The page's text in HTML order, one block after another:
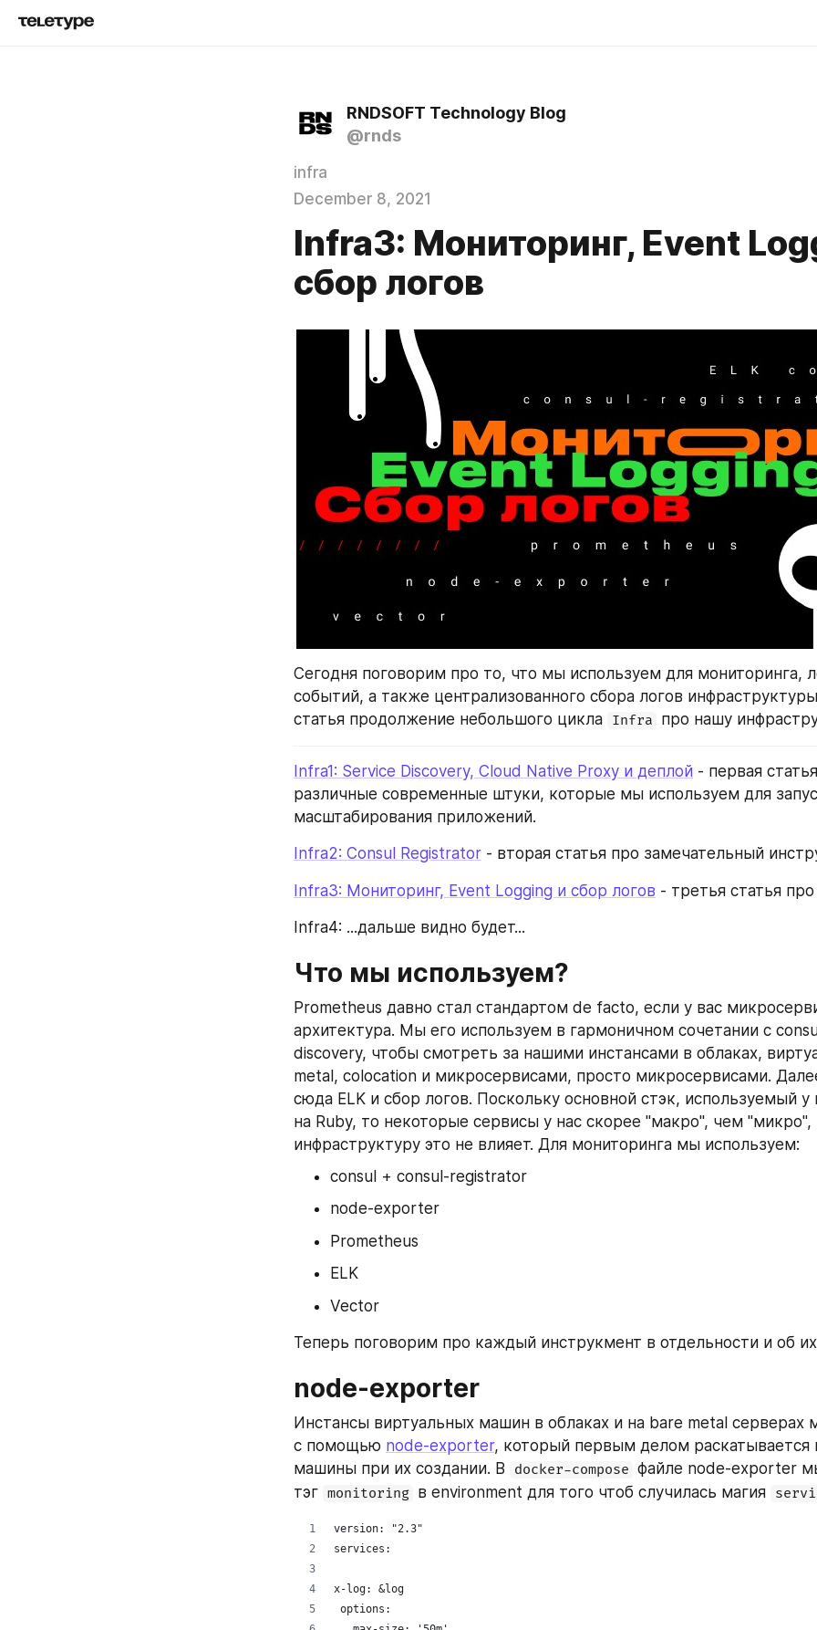
RNDSOFT Technology Blog
@rnds
infra
December 8, 2021
Infra3: Мониторинг, Event
сбор логов
Сегодня поговорим про то, что мы используем для мониторинга,
событий, а также централизованного сбора логов инфраструктуры
статья продолжение небольшого цикла Infra про нашу
Infra1: Service Discovery, Cloud Native Proxy и деплой - первая
различные современные штуки, которые мы используем для
масштабирования приложений.
Infra2: Consul Registrator - вторая статья про замечательный
Infra3: Мониторинг, Event Logging и сбор логов - третья статья
Infra4: ...дальше видно будет...
Что мы используем?
Prometheus давно стал стандартом de facto, если у вас
архитектура. Мы его используем в гармоничном сочетании с
discovery, чтобы смотреть за нашими инстансами в облаках,
metal, colocation и микросервисами, просто микросервисами.
сюда ELK и сбор логов. Поскольку основной стэк, используемый у
на Ruby, то некоторые сервисы у нас скорее "макро", чем "микро",
инфраструктуру это не влияет. Для мониторинга мы используем:
consul + consul-registrator
node-exporter
Prometheus
ELK
Vector
node-exporter
Инстансы виртуальных машин в облаках и на bare metal
с помощью node-exporter, который первым делом раскатывается
машины при их создании. В
docker-compose файле node-exporter
тэг monitoring в environment для того чтоб случилась магия